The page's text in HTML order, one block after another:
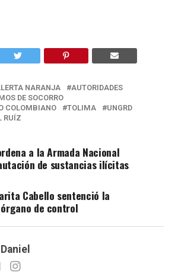
NARANJA
AUTORIDADES
DE SOCORRO
COLOMBIANO
TOLIMA
UNGRD
RUÍZ
a la Armada Nacional
de sustancias ilícitas
Cabello sentenció la
de control